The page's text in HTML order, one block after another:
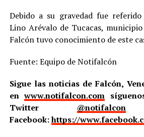
Debido a su gravedad fue
Lino Arévalo de Tucacas,
Falcón tuvo conocimiento de este
Fuente: Equipo de Notifalcón
Sigue las noticias de Falcón,
enwww.notifalcon.com
Twitter @notifalcon
Facebook:https://